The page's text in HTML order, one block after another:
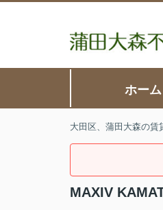
ホーム
大田区、蒲田大森の賃
MAXIV